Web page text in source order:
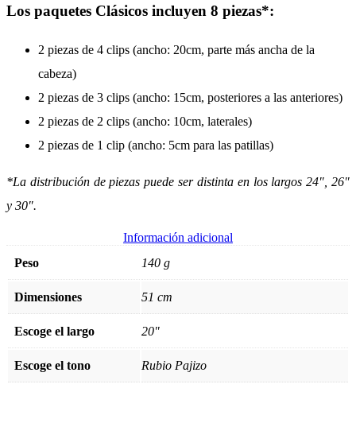
Los paquetes Clásicos incluyen 8 piezas*:
2 piezas de 4 clips (ancho: 20cm, parte más ancha de la
cabeza)
2 piezas de 3 clips (ancho: 15cm, posteriores a las anteriores)
2 piezas de 2 clips (ancho: 10cm, laterales)
2 piezas de 1 clip (ancho: 5cm para las patillas)
*La distribución de piezas puede ser distinta en los largos 24″, 26″
y 30″.
Información adicional
Peso
140 g
Dimensiones 51 cm
Escoge el largo 20"
Escoge el tono Rubio Pajizo